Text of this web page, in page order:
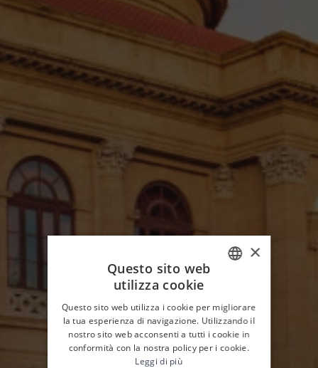
ENGLISH
×
Questo sito web
utilizza cookie
Questo sito web utilizza i cookie per migliorare
la tua esperienza di navigazione. Utilizzando il
nostro sito web acconsenti a tutti i cookie in
conformità con la nostra policy per i cookie.
Leggi di più